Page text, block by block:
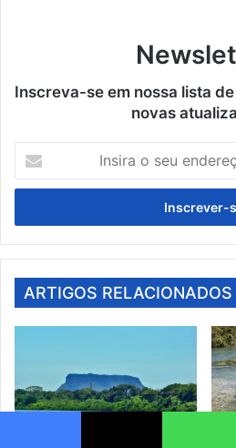
Inscreva-se em nossa lista
novas
seu
de
email
ARTIGOS RELACIONADOS